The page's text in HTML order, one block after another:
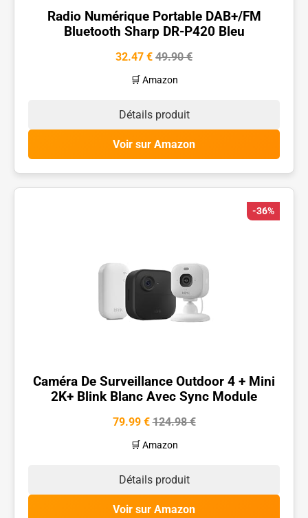
Radio Numérique Portable DAB+/FM
Bluetooth Sharp DR-P420 Bleu
32.47 € 49.90 €
🛒 Amazon
Détails produit
Voir sur Amazon
-36%
Caméra De Surveillance Outdoor 4 + Mini
2K+ Blink Blanc Avec Sync Module
79.99 €124.98 €
🛒 Amazon
Détails produit
Voir sur Amazon